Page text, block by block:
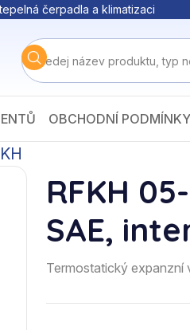
čerpadla a klimatizaci
OBCHODNÍ PODMÍNKY
RFKH
SAE,
Termostatický